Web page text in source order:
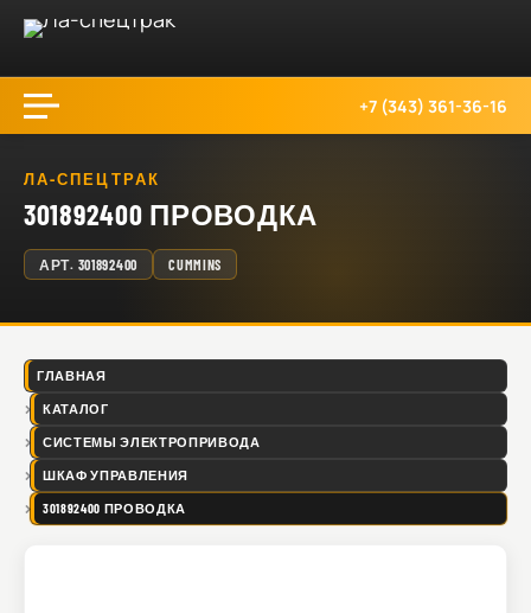
+7 (343) 361-36-16
ЛА-СПЕЦТРАК
301892400 ПРОВОДКА
АРТ. 301892400 CUMMINS
ГЛАВНАЯ
КАТАЛОГ
СИСТЕМЫ ЭЛЕКТРОПРИВОДА
ШКАФ УПРАВЛЕНИЯ
301892400 ПРОВОДКА